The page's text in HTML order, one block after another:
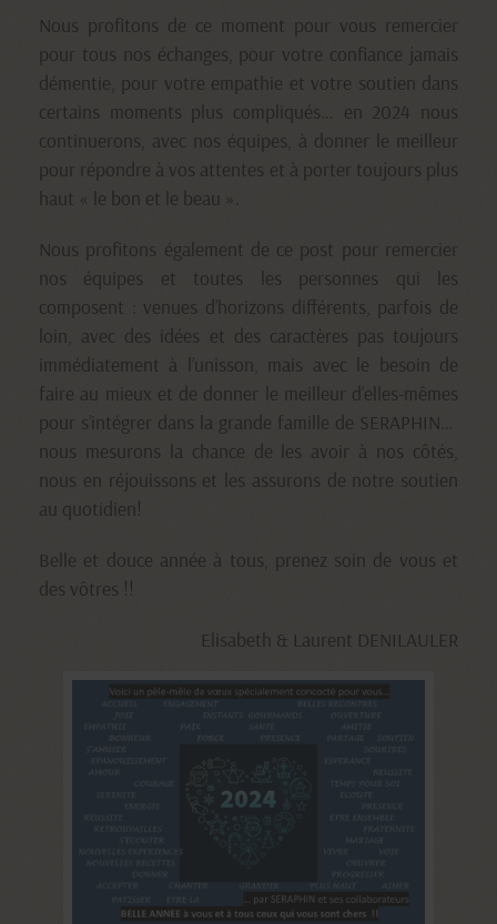
Nous profitons de ce moment pour vous remercier
pour tous nos échanges, pour votre confiance jamais
démentie, pour votre empathie et votre soutien dans
certains moments plus compliqués… en 2024 nous
continuerons, avec nos équipes, à donner le meilleur
pour répondre à vos attentes et à porter toujours plus
haut « le bon et le beau ».
Nous profitons également de ce post pour remercier
nos équipes et toutes les personnes qui les
composent : venues d’horizons différents, parfois de
loin, avec des idées et des caractères pas toujours
immédiatement à l’unisson, mais avec le besoin de
faire au mieux et de donner le meilleur d’elles-mêmes
pour s’intégrer dans la grande famille de SERAPHIN…
nous mesurons la chance de les avoir à nos côtés,
nous en réjouissons et les assurons de notre soutien
au quotidien!
Belle et douce année à tous, prenez soin de vous et
des vôtres !!
Elisabeth & Laurent DENILAULER